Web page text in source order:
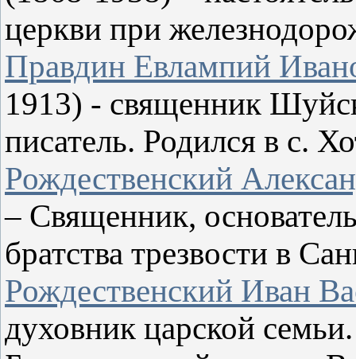
церкви при
Правдин Евлампий
1913) - священник
писатель. Родился в с.
Рождественский
– Священник,
братства трезвости в
Рождественский Иван
духовник царской